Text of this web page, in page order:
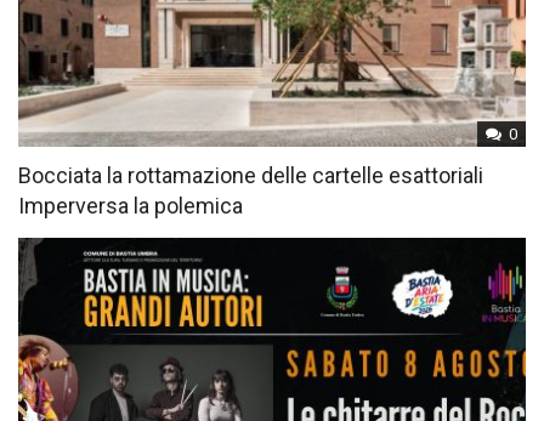
0
Bocciata la rottamazione delle cartelle esattoriali
Imperversa la polemica